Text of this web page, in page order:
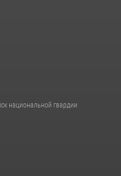
национальной гвардии